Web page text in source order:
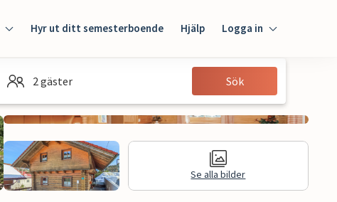
Hyr ut ditt semesterboende Hjälp Logga in
Gäst
2 gäster Sök
Se alla bilder